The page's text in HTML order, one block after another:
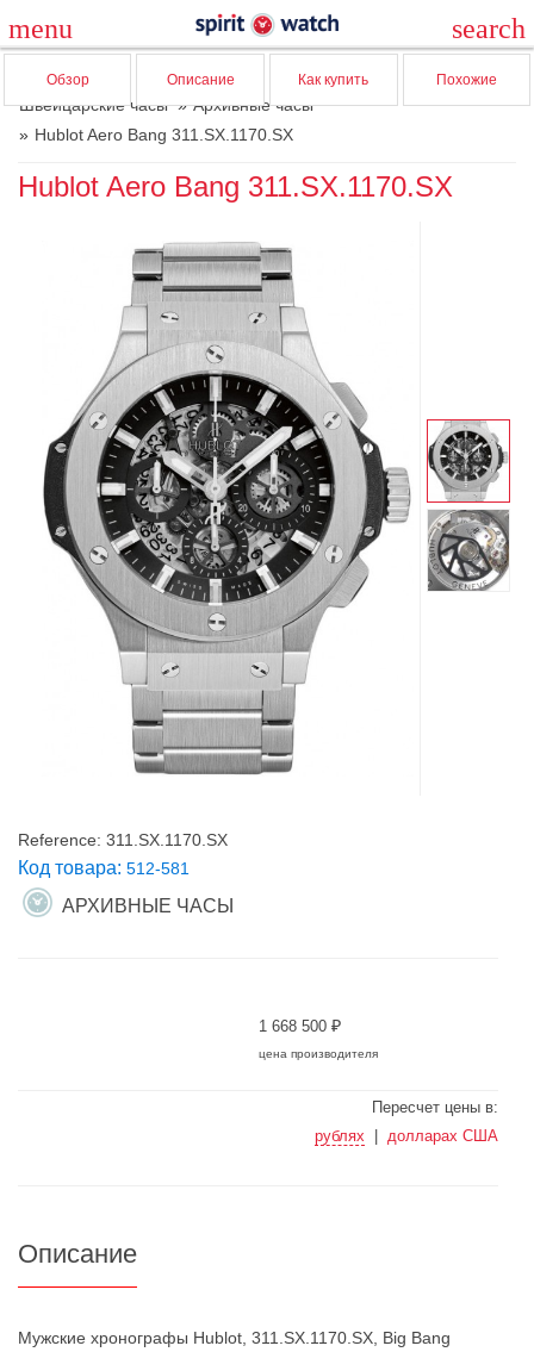
menu search
Обзор Описание Как купить Похожие
Швейцарские часы
Архивные часы
Hublot Aero Bang 311.SX.1170.SX
Hublot Aero Bang 311.SX.1170.SX
Reference: 311.SX.1170.SX
Код товара: 512-581
АРХИВНЫЕ ЧАСЫ
1 668 500 ₽
цена производителя
Пересчет цены в:
рублях
долларах США
Описание
Мужские хронографы Hublot, 311.SX.1170.SX, Big Bang